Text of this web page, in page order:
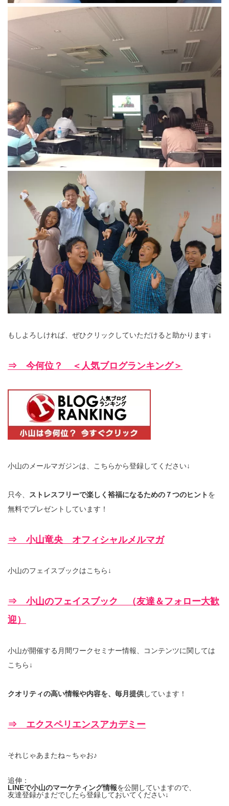
もしよろしければ、ぜひクリックしていただけると助かります↓
⇒ 今何位？ ＜人気ブログランキング＞
小山のメールマガジンは、こちらから登録してください↓
只今、 ストレスフリーで楽しく裕福になるための７つのヒントを
無料でプレゼントしています！
⇒ 小山竜央 オフィシャルメルマガ
小山のフェイスブックはこちら↓
⇒ 小山のフェイスブック （友達＆フォロー大歓
迎）
小山が開催する月間ワークセミナー情報、コンテンツに関しては
こちら↓
クオリティの高い情報や内容を、毎月提供しています！
⇒ エクスペリエンスアカデミー
それじゃあまたね～ちゃお♪
追伸：
LINEで小山のマーケティング情報を公開していますので、
友達登録がまだでしたら登録しておいてください↓